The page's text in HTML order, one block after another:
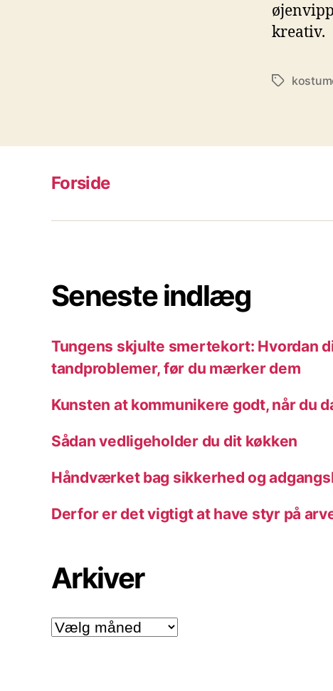
kreativ.
Tags
Forside
Seneste indlæg
Tungens skjulte smertekort: Hvordan
tandproblemer, før du mærker dem
Kunsten at kommunikere godt, når du
Sådan vedligeholder du dit køkken
Håndværket bag sikkerhed og
Derfor er det vigtigt at have styr på
Arkiver
Arkiver